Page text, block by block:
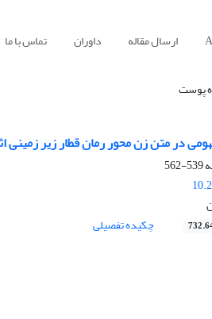
ارسال مقاله داوران تماس با ما
پوست
در متن زن محور رمان قطار زیر زمینی
539-562
چکیده تفصیلی